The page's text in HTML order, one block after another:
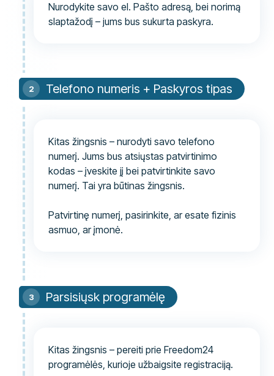
Nurodykite savo el. Pašto adresą, bei norimą
slaptažodį – jums bus sukurta paskyra.
Telefono numeris + Paskyros tipas
Kitas žingsnis – nurodyti savo telefono
numerį. Jums bus atsiųstas patvirtinimo
kodas – įveskite jį bei patvirtinkite savo
numerį. Tai yra būtinas žingsnis.
Patvirtinę numerį, pasirinkite, ar esate fizinis
asmuo, ar įmonė.
Parsisiųsk programėlę
Kitas žingsnis – pereiti prie Freedom24
programėlės, kurioje užbaigsite registraciją.